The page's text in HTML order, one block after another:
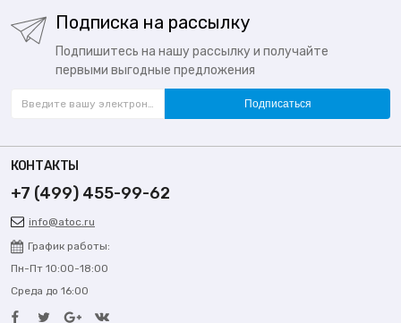
Подписка на рассылку
Подпишитесь на нашу рассылку и получайте
первыми выгодные предложения
Подписаться
КОНТАКТЫ
+7 (499) 455-99-62
info@atoc.ru
График работы:
Пн-Пт 10:00-18:00
Среда до 16:00